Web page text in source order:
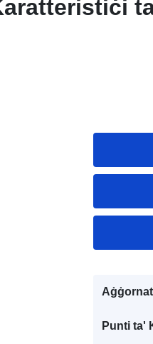
Punti ta'